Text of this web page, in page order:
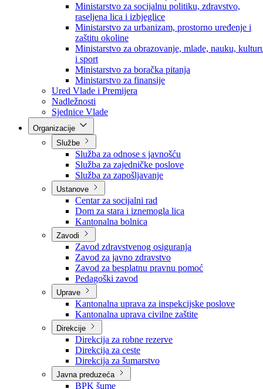
Ministarstvo za privredu
Ministarstvo za pravosuđe, upravu i radne odnose
Ministarstvo za unutrašnje poslove
Ministarstvo za socijalnu politiku, zdravstvo,
raseljena lica i izbjeglice
Ministarstvo za urbanizam, prostorno uređenje i
zaštitu okoline
Ministarstvo za obrazovanje, mlade, nauku,
i sport
Ministarstvo za boračka pitanja
Ministarstvo za finansije
Ured Vlade i Premijera
Nadležnosti
Sjednice Vlade
Službe
Služba za odnose s javnošću
Služba za zajedničke poslove
Služba za zapošljavanje
Ustanove
Centar za socijalni rad
Dom za stara i iznemogla lica
Kantonalna bolnica
Zavodi
Zavod zdravstvenog osiguranja
Zavod za javno zdravstvo
Zavod za besplatnu pravnu pomoć
Pedagoški zavod
Uprave
Kantonalna uprava za inspekcijske poslove
Kantonalna uprava civilne zaštite
Direkcije
Direkcija za robne rezerve
Direkcija za ceste